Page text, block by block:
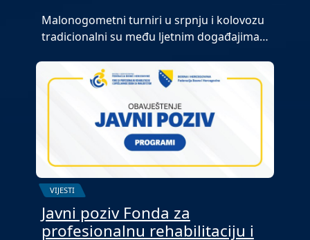
Malonogometni turniri u srpnju i kolovozu
tradicionalni su među ljetnim događajima…
VIJESTI
Javni poziv Fonda za
profesionalnu rehabilitaciju i